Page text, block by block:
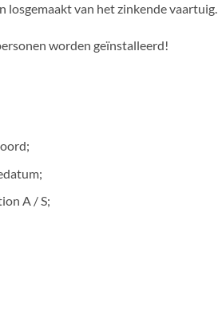
van het zinkende vaartuig.
worden geïnstalleerd!
A / S;